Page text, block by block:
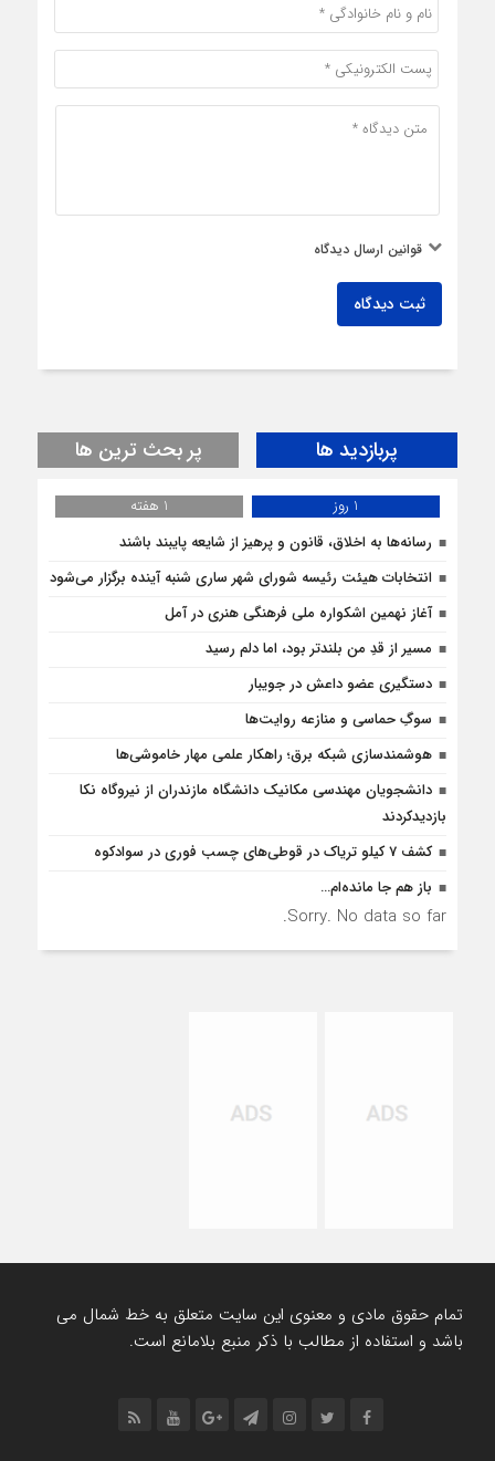
قوانین ارسال دیدگاه
ثبت دیدگاه
پربازدید ها پر بحث ترین ها
1 روز
1 هفته
رسانه‌ها به اخلاق، قانون و پرهیز از شایعه پایبند باشند
انتخابات هیئت رئیسه شورای شهر ساری شنبه آینده برگزار می‌شود
آغاز نهمین اشکواره ملی فرهنگی هنری در آمل
مسیر از قدِ من بلندتر بود، اما دلم رسید
دستگیری عضو داعش در جویبار
سوگِ حماسی و منازعه روایت‌ها
هوشمندسازی شبکه برق؛ راهکار علمی مهار خاموشی‌ها
دانشجویان مهندسی مکانیک دانشگاه مازندران از نيروگاه نکا
بازديدكردند
کشف 7 کیلو تریاک در قوطی‌‌های چسب فوری در سوادکوه
باز هم جا مانده‌ام…
Sorry. No data so far.
تمام حقوق مادی و معنوی این سایت متعلق به خط شمال می
باشد و استفاده از مطالب با ذکر منبع بلامانع است.